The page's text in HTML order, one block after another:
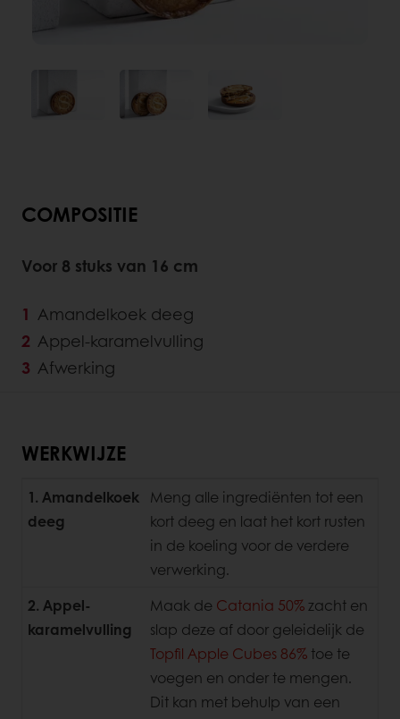
COMPOSITIE
Voor 8 stuks van 16 cm
Amandelkoek deeg
Appel-karamelvulling
Afwerking
WERKWIJZE
1. Amandelkoek
deeg
Meng alle ingrediënten tot een
kort deeg en laat het kort rusten
in de koeling voor de verdere
verwerking.
2. Appel-
karamelvulling
Maak de Catania 50%zacht en
slap deze af door geleidelijk de
Topfil Apple Cubes 86% toe te
voegen en onder te mengen.
Dit kan met behulp van een